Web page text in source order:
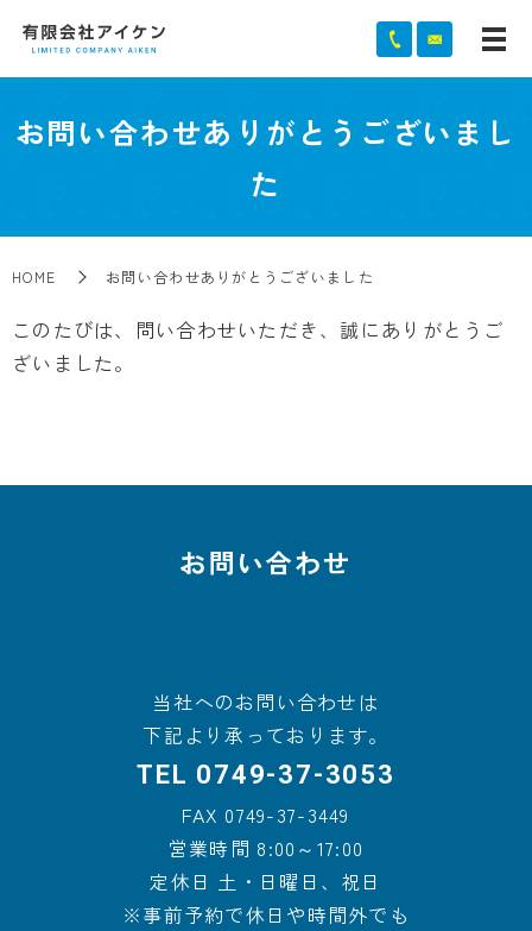
お問い合わせありがとうございまし
た
HOME お問い合わせありがとうございました
このたびは、問い合わせいただき、誠にありがとうご
ざいました。
お問い合わせ
当社へのお問い合わせは
下記より承っております。
TEL 0749-37-3053
FAX 0749-37-3449
営業時間 8:00～17:00
定休日 土・日曜日、祝日
※事前予約で休日や時間外でも